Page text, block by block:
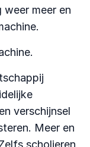
meer en
verschijnsel
Meer en
scholieren